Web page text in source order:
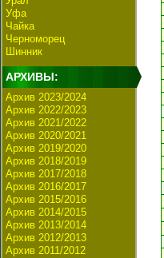
Уфа
Чайка
Черноморец
Шинник
АРХИВЫ:
Архив 2023/2024
Архив 2022/2023
Архив 2021/2022
Архив 2020/2021
Архив 2019/2020
Архив 2018/2019
Архив 2017/2018
Архив 2016/2017
Архив 2015/2016
Архив 2014/2015
Архив 2013/2014
Архив 2012/2013
Архив 2011/2012